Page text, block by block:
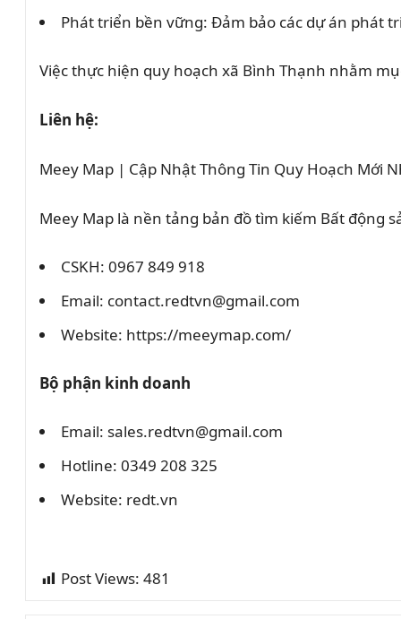
Phát triển bền vững: Đảm bảo các dự án phát
Việc thực hiện quy hoạch xã Bình Thạnh nhằm
Liên hệ:
Meey Map | Cập Nhật Thông Tin Quy Hoạch Mới
Meey Map là nền tảng bản đồ tìm kiếm Bất động
CSKH: 0967 849 918
Email: contact.redtvn@gmail.com
Website: https://meeymap.com/
Bộ phận kinh doanh
Email: sales.redtvn@gmail.com
Hotline: 0349 208 325
Website: redt.vn
Post Views: 481